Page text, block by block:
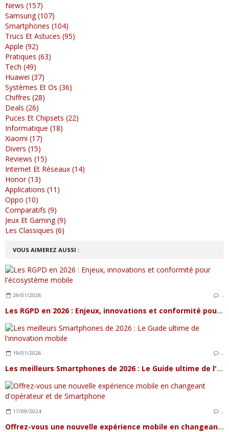
VOUS AIMEREZ AUSSI :
29/01/2026 …
Les RGPD en 2026 : Enjeux, innovations et conformité pour l'écosystème mobile
19/01/2026 …
Les meilleurs Smartphones de 2026 : Le Guide ultime de l'innovation mobile
17/09/2024 …
Offrez-vous une nouvelle expérience mobile en changeant d'opérateur et de Smartphone
News (157)
Samsung (107)
Smartphones (104)
Trucs Et Astuces (95)
Apple (92)
Pratiques (63)
Tech (49)
Huawei (37)
Systèmes Et Os (36)
Chiffres (28)
Deals (26)
Puces Et Chipsets (22)
Informatique (18)
Xiaomi (17)
Divers (15)
Reviews (15)
Internet Et Réseaux (14)
Honor (13)
Applications (11)
Oppo (10)
Comparatifs (9)
Jeux Et Gaming (9)
Les Classiques (6)